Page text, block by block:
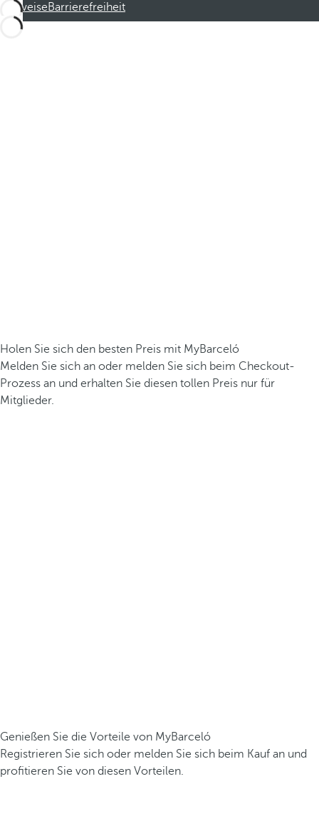
HinweiseBarrierefreiheit
Holen Sie sich den besten Preis mit MyBarceló
Melden Sie sich an oder melden Sie sich beim Checkout-
Prozess an und erhalten Sie diesen tollen Preis nur für
Mitglieder.
Genießen Sie die Vorteile von MyBarceló
Registrieren Sie sich oder melden Sie sich beim Kauf an und
profitieren Sie von diesen Vorteilen.